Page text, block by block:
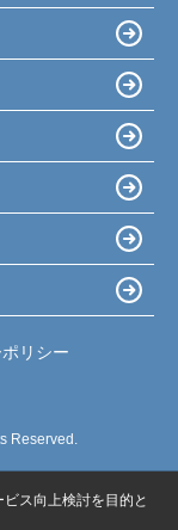
リシー
Reserved.
ス向上検討を目的と